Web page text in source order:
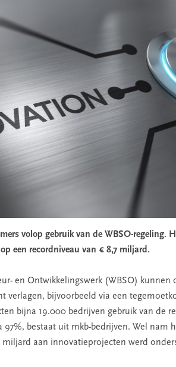
volop gebruik van de WBSO-regeling.
een recordniveau van € 8,7 miljard.
en Ontwikkelingswerk (WBSO)
verlagen, bijvoorbeeld via een
bijna 19.000 bedrijven gebruik van de
97%, bestaat uit mkb-bedrijven. Wel nam
miljard aan innovatieprojecten werd